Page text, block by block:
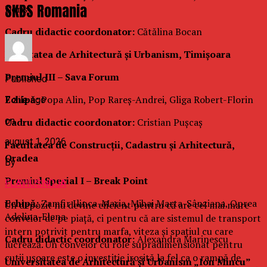
Doris
Cadru didactic coordonator: Cătălina Bocan
Facultatea de Arhitectură și Urbanism, Timișoara
Premiul III – Sava Forum
Echipă:Popa Alin, Pop Rareș-Andrei, Gliga Robert-Florin
Cadru didactic coordonator: Cristian Pușcaș
Facultatea de Construcții, Cadastru și Arhitectură,
Oradea
Premiul Special I – Break Point
Echipă:Zamfir Ilinca-Maria, Mihai Marta-Sânziana, Oprea
Adelina-Elena
Cadru didactic coordonator:Alexandra Marinescu
Universitatea de Arhitectură și Urbanism „Ion Mincu”
SKBS Romania
Published
7 zile ago
on
august 1, 2026
By
FLAVIUSNOJA
Un depozit nu devine eficient pentru că are cel mai mare
conveior de pe piață, ci pentru că are sistemul de transport
intern potrivit pentru marfa, viteza și spațiul cu care
lucrează. Un conveior cu role supradimensionat pentru
cutii ușoare este o investiție irosită la fel ca o rampă de